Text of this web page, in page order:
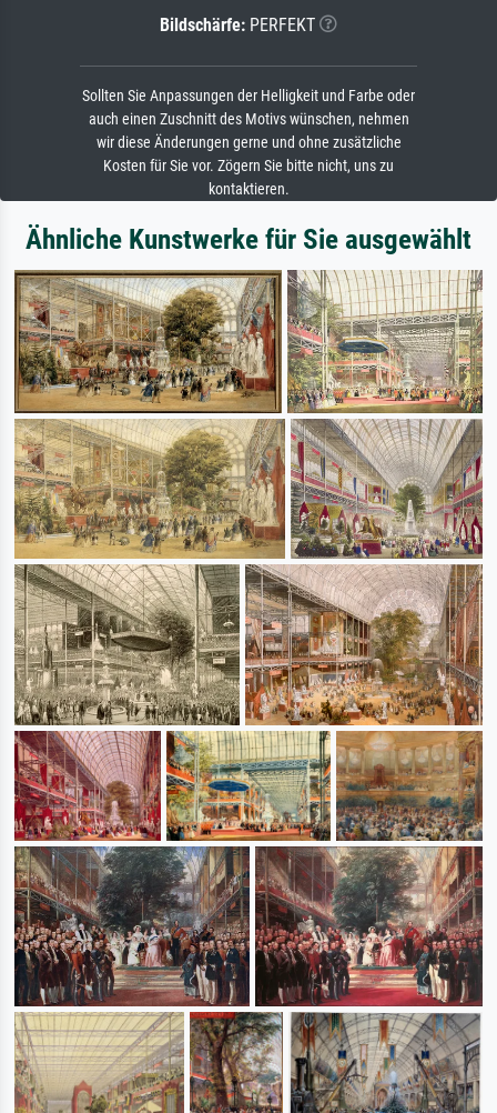
Bildschärfe: PERFEKT
Sollten Sie Anpassungen der Helligkeit und Farbe oder
auch einen Zuschnitt des Motivs wünschen, nehmen
wir diese Änderungen gerne und ohne zusätzliche
Kosten für Sie vor. Zögern Sie bitte nicht, uns zu
kontaktieren.
Ähnliche Kunstwerke für Sie ausgewählt